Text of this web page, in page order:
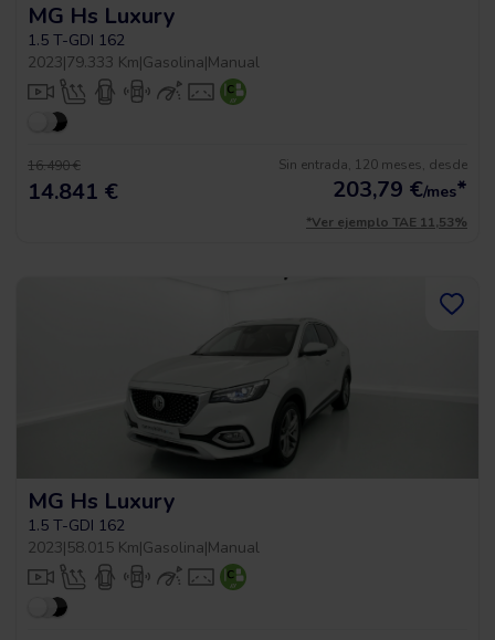
MG Hs Luxury
1.5 T-GDI 162
2023|79.333 Km|Gasolina|Manual
16.490 €
14.841 €
Sin entrada, 120 meses, desde
203,79 €/mes*
*Ver ejemplo TAE 11,53%
MG Hs Luxury
1.5 T-GDI 162
2023|58.015 Km|Gasolina|Manual